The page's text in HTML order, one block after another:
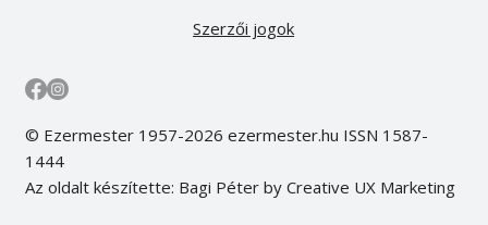
Szerzői jogok
© Ezermester 1957-2026 ezermester.hu ISSN 1587-
1444
Az oldalt készítette: Bagi Péter by Creative UX Marketing